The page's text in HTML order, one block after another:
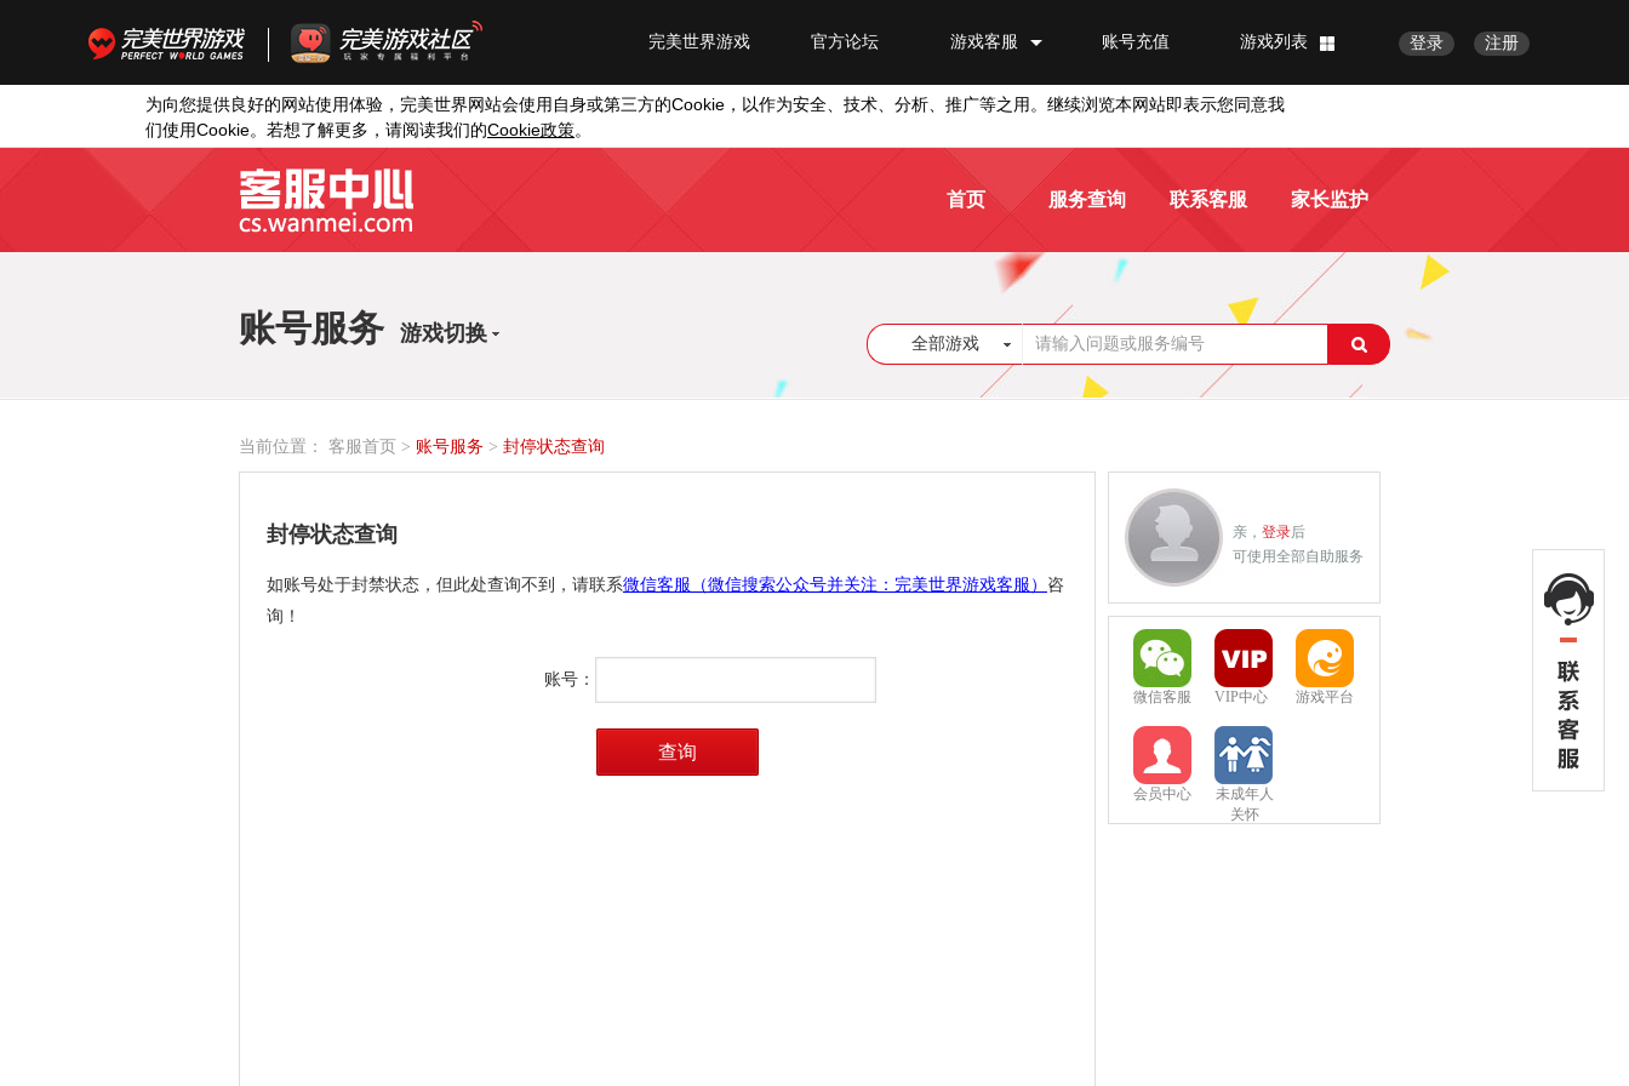
注册
登录
游戏列表
账号充值
游戏客服
官方论坛
完美世界游戏
为向您提供良好的网站使用体验，完美世界网站会使用自身或第三方的Cookie ，以作为安全、技术、分析、推广等之用。继续浏览本网站即表示您同意我
们使用Cookie。若想了解更多，请阅读我们的Cookie政策。
首页 服务查询 联系客服 家长监护
全部游戏
账号服务 游戏切换
当前位置： 客服首页 > 账号服务 > 封停状态查询
封停状态查询
如账号处于封禁状态，但此处查询不到，请联系微信客服（微信搜索公众号并关注：完美世界游戏客服） 咨
询！
账号：
查询
亲， 登录后
可使用全部自助服务
微信客服 VIP中心 游戏平台
会员中心
未成年人
关怀